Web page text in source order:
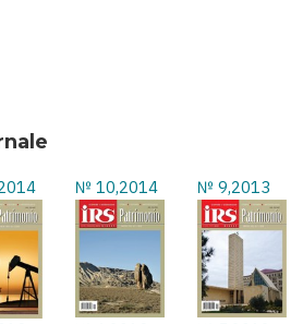
№ 10,2014 № 9,2013